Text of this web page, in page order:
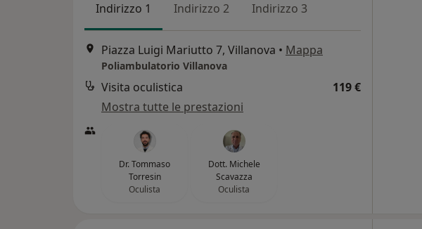
Indirizzo 1 Indirizzo 2 Indirizzo 3
Piazza Luigi Mariutto 7, Villanova • Mappa
Poliambulatorio Villanova
Visita oculistica
119 €
Mostra tutte le prestazioni
Dr. Tommaso
Torresin
Oculista
Dott. Michele
Scavazza
Oculista